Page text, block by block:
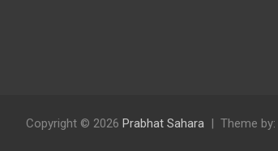
Copyright © 2026 Prabhat Sahara Theme by: